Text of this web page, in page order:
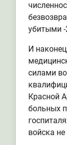
убитыми -
И
силами
Красной
больных
войска